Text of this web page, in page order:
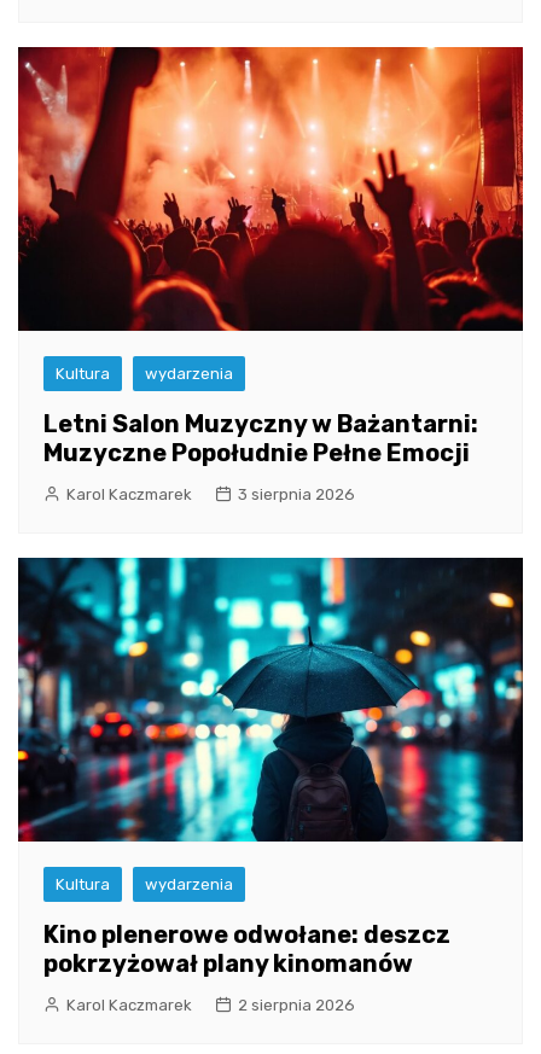
Kultura wydarzenia
Letni Salon Muzyczny w Bażantarni:
Muzyczne Popołudnie Pełne Emocji
Karol Kaczmarek 3 sierpnia 2026
Kultura wydarzenia
Kino plenerowe odwołane: deszcz
pokrzyżował plany kinomanów
Karol Kaczmarek 2 sierpnia 2026